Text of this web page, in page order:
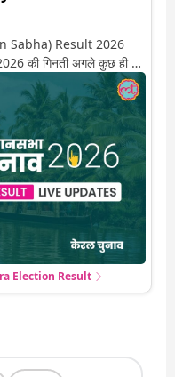
Sabha) Result 2026
की गिनती अगले कुछ ही देर
आगे-कौन पीछे से लेकर किस
हो रही हर एक हलचल की
Election Result